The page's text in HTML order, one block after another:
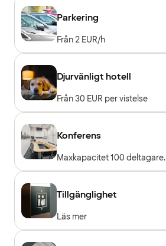
Parkering
Från 2 EUR/h
Djurvänligt hotell
Från 30 EUR per vistelse
Konferens
Maxkapacitet 100 deltagare.
Tillgänglighet
Läs mer